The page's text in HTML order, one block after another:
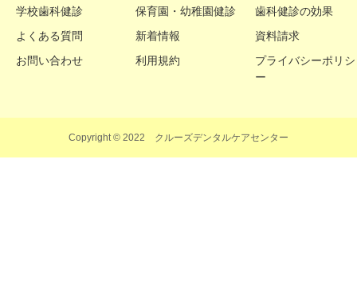
学校歯科健診 保育園・幼稚園健診
歯科健診の効果
よくある質問
新着情報
資料請求
お問い合わせ
利用規約
プライバシーポリシ
ー
Copyright © 2022 クルーズデンタルケアセンター